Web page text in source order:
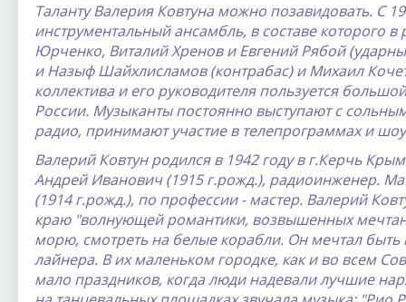
Таланту Валерия Ковтуна можно позавидовать. С
инструментальный ансамбль, в составе которого
Юрченко, Виталий Хренов и Евгений Рябой
и Назыф Шайхлисламов (контрабас) и Михаил
коллектива и его руководителя пользуется
России. Музыканты постоянно выступают с
радио, принимают участие в телепрограммах и
Валерий Ковтун родился в 1942 году в г.Керчь
Андрей Иванович (1915 г.рожд.), радиоинженер.
(1914 г.рожд.), по профессии - мастер. Валерий
краю "волнующей романтики, возвышенных
морю, смотреть на белые корабли. Он мечтал
лайнера. В их маленьком городке, как и во всем
мало праздников, когда люди надевали лучшие